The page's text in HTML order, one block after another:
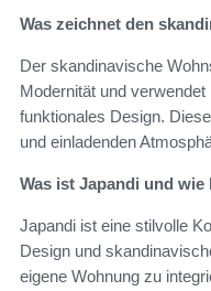
Was zeichnet den
Der skandinavische
Modernität und
funktionales Design.
und einladenden
Was ist Japandi und
Japandi ist eine stilvolle
Design und
eigene Wohnung zu